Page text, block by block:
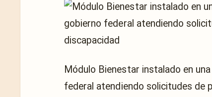
Módulo Bienestar instalado en
federal atendiendo solicitudes de